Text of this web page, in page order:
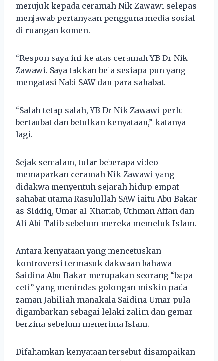
merujuk kepada ceramah Nik Zawawi selepas
menjawab pertanyaan pengguna media sosial
di ruangan komen.
“Respon saya ini ke atas ceramah YB Dr Nik
Zawawi. Saya takkan bela sesiapa pun yang
mengatasi Nabi SAW dan para sahabat.
“Salah tetap salah, YB Dr Nik Zawawi perlu
bertaubat dan betulkan kenyataan,” katanya
lagi.
Sejak semalam, tular beberapa video
memaparkan ceramah Nik Zawawi yang
didakwa menyentuh sejarah hidup empat
sahabat utama Rasulullah SAW iaitu Abu Bakar
as-Siddiq, Umar al-Khattab, Uthman Affan dan
Ali Abi Talib sebelum mereka memeluk Islam.
Antara kenyataan yang mencetuskan
kontroversi termasuk dakwaan bahawa
Saidina Abu Bakar merupakan seorang “bapa
ceti” yang menindas golongan miskin pada
zaman Jahiliah manakala Saidina Umar pula
digambarkan sebagai lelaki zalim dan gemar
berzina sebelum menerima Islam.
Difahamkan kenyataan tersebut disampaikan